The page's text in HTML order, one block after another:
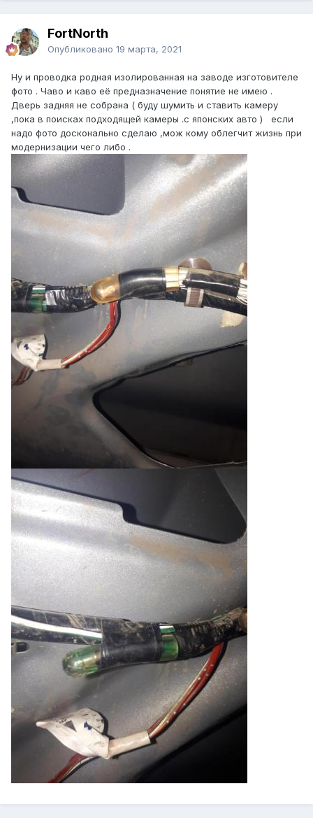
FоrtNorth
Опубликовано 19 марта, 2021
Ну и проводка родная изолированная на заводе изготовителе
фото . Чаво и каво её предназначение понятие не имею .
Дверь задняя не собрана ( буду шумить и ставить камеру
,пока в поисках подходящей камеры .с японских авто ) если
надо фото досконально сделаю ,мож кому облегчит жизнь при
модернизации чего либо .